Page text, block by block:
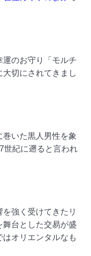
運のお守り「モルチ
切にされてきまし
いた黒人男性を象
世紀に遡ると言われ
強く受けてきたリ
台とした交易が盛
オリエンタルなも